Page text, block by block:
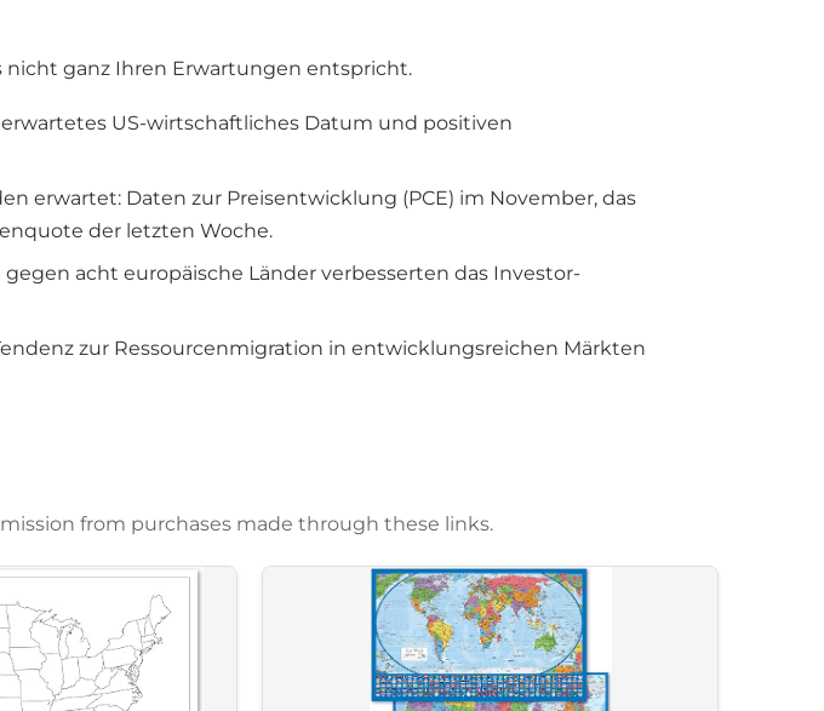
ganz Ihren Erwartungen entspricht.
US-wirtschaftliches Datum und positiven
erwartet: Daten zur Preisentwicklung (PCE) im November, das
der letzten Woche.
acht europäische Länder verbesserten das Investor-
zur Ressourcenmigration in entwicklungsreichen Märkten
from purchases made through these links.